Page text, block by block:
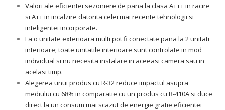
Valori ale eficientei sezoniere de pana la clasa A+++ in racire
si A++ in incalzire datorita celei mai recente tehnologii si
inteligentei incorporate.
La o unitate exterioara multi pot fi conectate pana la 2 unitati
interioare; toate unitatile interioare sunt controlate in mod
individual si nu necesita instalare in aceeasi camera sau in
acelasi timp.
Alegerea unui produs cu R-32 reduce impactul asupra
mediului cu 68% in comparatie cu un produs cu R-410A si duce
direct la un consum mai scazut de energie gratie eficientei